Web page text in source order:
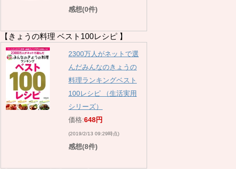
感想(0件)
【きょうの料理 ベスト100レシピ 】
2300万人がネットで選
んだみんなのきょうの
料理ランキングベスト
100レシピ （生活実用
シリーズ）
価格:648円
(2019/2/13 09:29時点)
感想(8件)